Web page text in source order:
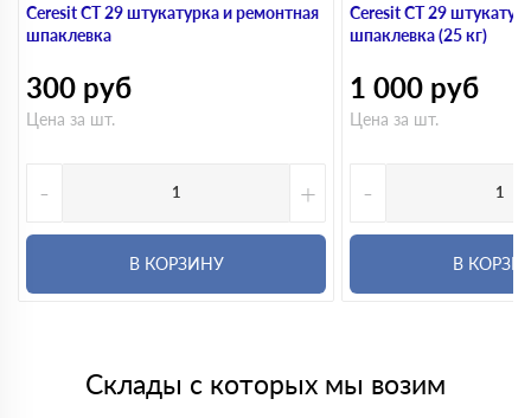
Ceresit CT 29 штукатурка и ремонтная
шпаклевка
300 руб
Цена за шт.
- +
В КОРЗИНУ
Ceresit CT 29
шпаклевка (25 кг)
1 000 руб
Цена за шт.
-
В
Склады с которых мы возим